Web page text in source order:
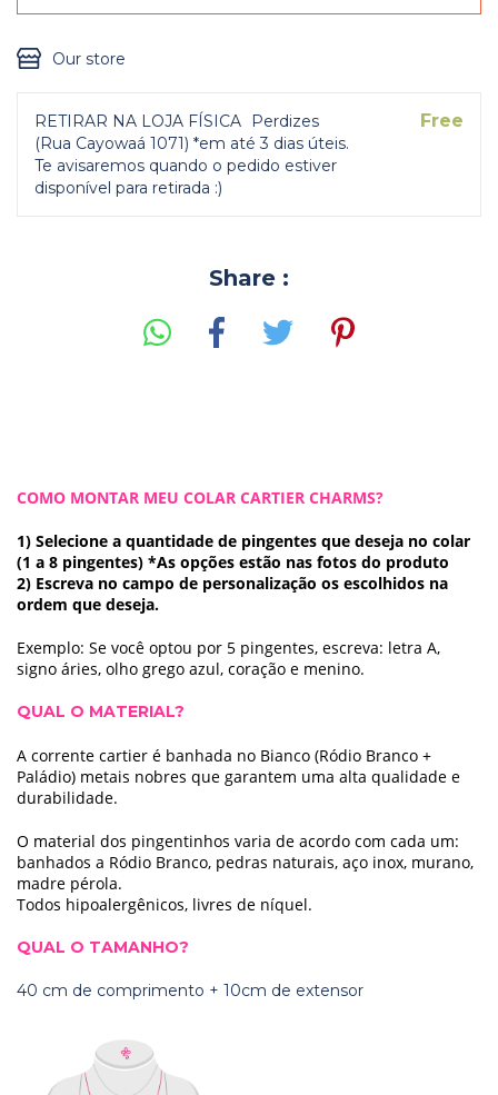
Our store
RETIRAR NA LOJA FÍSICA
Perdizes
(Rua Cayowaá 1071) *em até 3 dias úteis.
Te avisaremos quando o pedido estiver
disponível para retirada :)
Free
Share :
COMO MONTAR MEU COLAR CARTIER CHARMS?
1) Selecione a quantidade de pingentes que deseja no colar
(1 a 8 pingentes) *As opções estão nas fotos do produto
2) Escreva no campo de personalização os escolhidos na
ordem que deseja.
Exemplo: Se você optou por 5 pingentes, escreva: letra A,
signo áries, olho grego azul, coração e menino.
QUAL O MATERIAL?
A corrente cartier é banhada no Bianco (Ródio Branco +
Paládio) metais nobres que garantem uma alta qualidade e
durabilidade.
O material dos pingentinhos varia de acordo com cada um:
banhados a Ródio Branco, pedras naturais, aço inox, murano,
madre pérola.
Todos hipoalergênicos, livres de níquel.
QUAL O TAMANHO?
40 cm de comprimento + 10cm de extensor